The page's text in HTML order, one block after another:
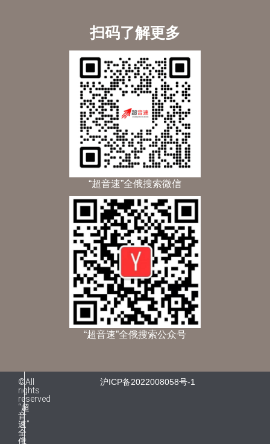
扫码了解更多
“超音速”全俄搜索微信
“超音速”全俄搜索公众号
©All
rights
reserved
“超
音
速”
全
俄
沪ICP备2022008058号-1